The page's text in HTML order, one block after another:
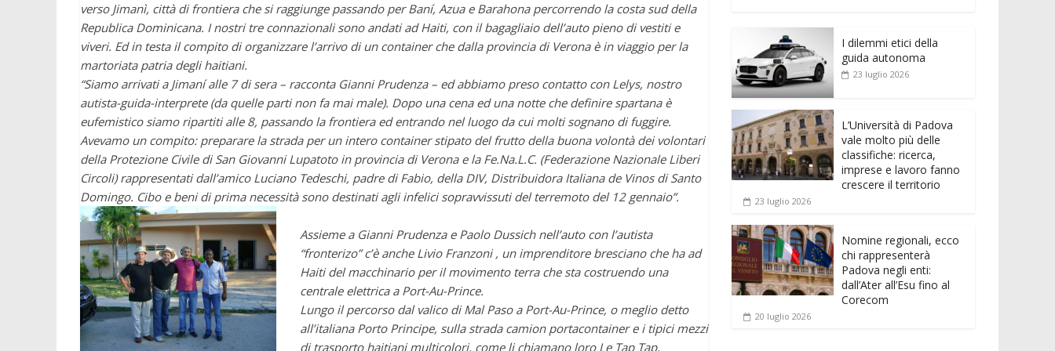
verso Jimanì, città di frontiera che si raggiunge passando per Baní, Azua e Barahona percorrendo la costa sud della
Republica Dominicana. I nostri tre connazionali sono andati ad Haiti, con il bagagliaio dell’auto pieno di vestiti e
viveri. Ed in testa il compito di organizzare l’arrivo di un container che dalla provincia di Verona è in viaggio per la
martoriata patria degli haitiani.
“Siamo arrivati a Jimaní alle 7 di sera – racconta Gianni Prudenza – ed abbiamo preso contatto con Lelys, nostro
autista-guida-interprete (da quelle parti non fa mai male). Dopo una cena ed una notte che definire spartana è
eufemistico siamo ripartiti alle 8, passando la frontiera ed entrando nel luogo da cui molti sognano di fuggire.
Avevamo un compito: preparare la strada per un intero container stipato del frutto della buona volontà dei volontari
della Protezione Civile di San Giovanni Lupatoto in provincia di Verona e la Fe.Na.L.C. (Federazione Nazionale Liberi
Circoli) rappresentati dall’amico Luciano Tedeschi, padre di Fabio, della DIV, Distribuidora Italiana de Vinos di Santo
Domingo. Cibo e beni di prima necessità sono destinati agli infelici sopravvissuti del terremoto del 12 gennaio”.
Assieme a Gianni Prudenza e Paolo Dussich nell’auto con l’autista
“fronterizo” c’è anche Livio Franzoni , un imprenditore bresciano che ha ad
Haiti del macchinario per il movimento terra che sta costruendo una
centrale elettrica a Port-Au-Prince.
Lungo il percorso dal valico di Mal Paso a Port-Au-Prince, o meglio detto
all’italiana Porto Principe, sulla strada camion portacontainer e i tipici mezzi
di trasporto haitiani multicolori, come li chiamano loro Le Tap Tap,
b
o
o
k
er
A
p
n
g
t
k
e
dI
n
n
di
vi
di
I dilemmi etici della
guida autonoma
23 luglio 2026
L’Università di Padova
vale molto più delle
classifiche: ricerca,
imprese e lavoro fanno
crescere il territorio
23 luglio 2026
Nomine regionali, ecco
chi rappresenterà
Padova negli enti:
dall’Ater all’Esu fino al
Corecom
20 luglio 2026